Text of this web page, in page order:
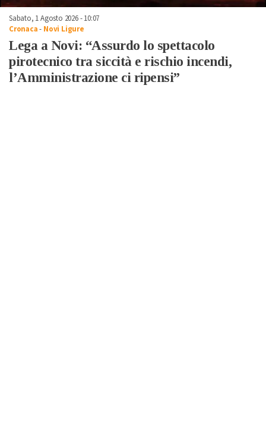
Sabato, 1 Agosto 2026 - 10:07
Cronaca- Novi Ligure
Lega a Novi: “Assurdo lo spettacolo
pirotecnico tra siccità e rischio incendi,
l’Amministrazione ci ripensi”